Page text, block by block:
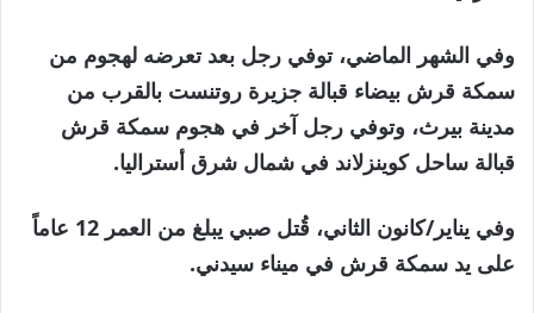
وفي الشهر الماضي، توفي رجل بعد تعرضه لهجوم من
سمكة قرش بيضاء قبالة جزيرة روتنست بالقرب من
مدينة بيرث، وتوفي رجل آخر في هجوم سمكة قرش
قبالة ساحل كوينزلاند في شمال شرق أستراليا.
وفي يناير/كانون الثاني، قُتل صبي يبلغ من العمر 12 عاماً
على يد سمكة قرش في ميناء سيدني.